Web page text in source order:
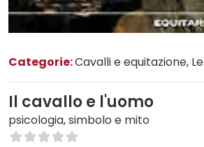
Categorie:Cavalli e equitazione,
Il cavallo e l'uomo
psicologia, simbolo e mito